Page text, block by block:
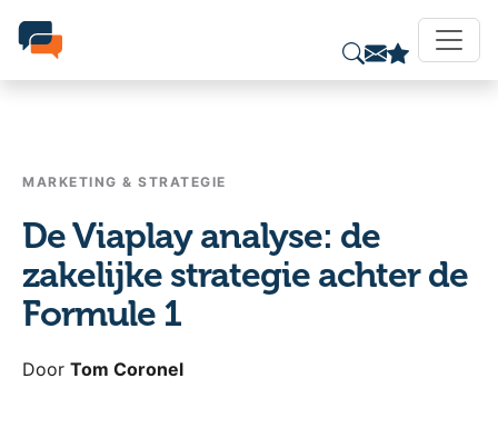
MARKETING & STRATEGIE
De Viaplay analyse: de
zakelijke strategie achter de
Formule 1
Door Tom Coronel